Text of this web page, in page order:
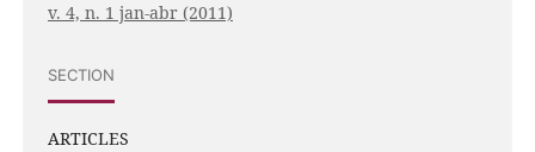
v. 4, n. 1 jan-abr (2011)
SECTION
ARTICLES